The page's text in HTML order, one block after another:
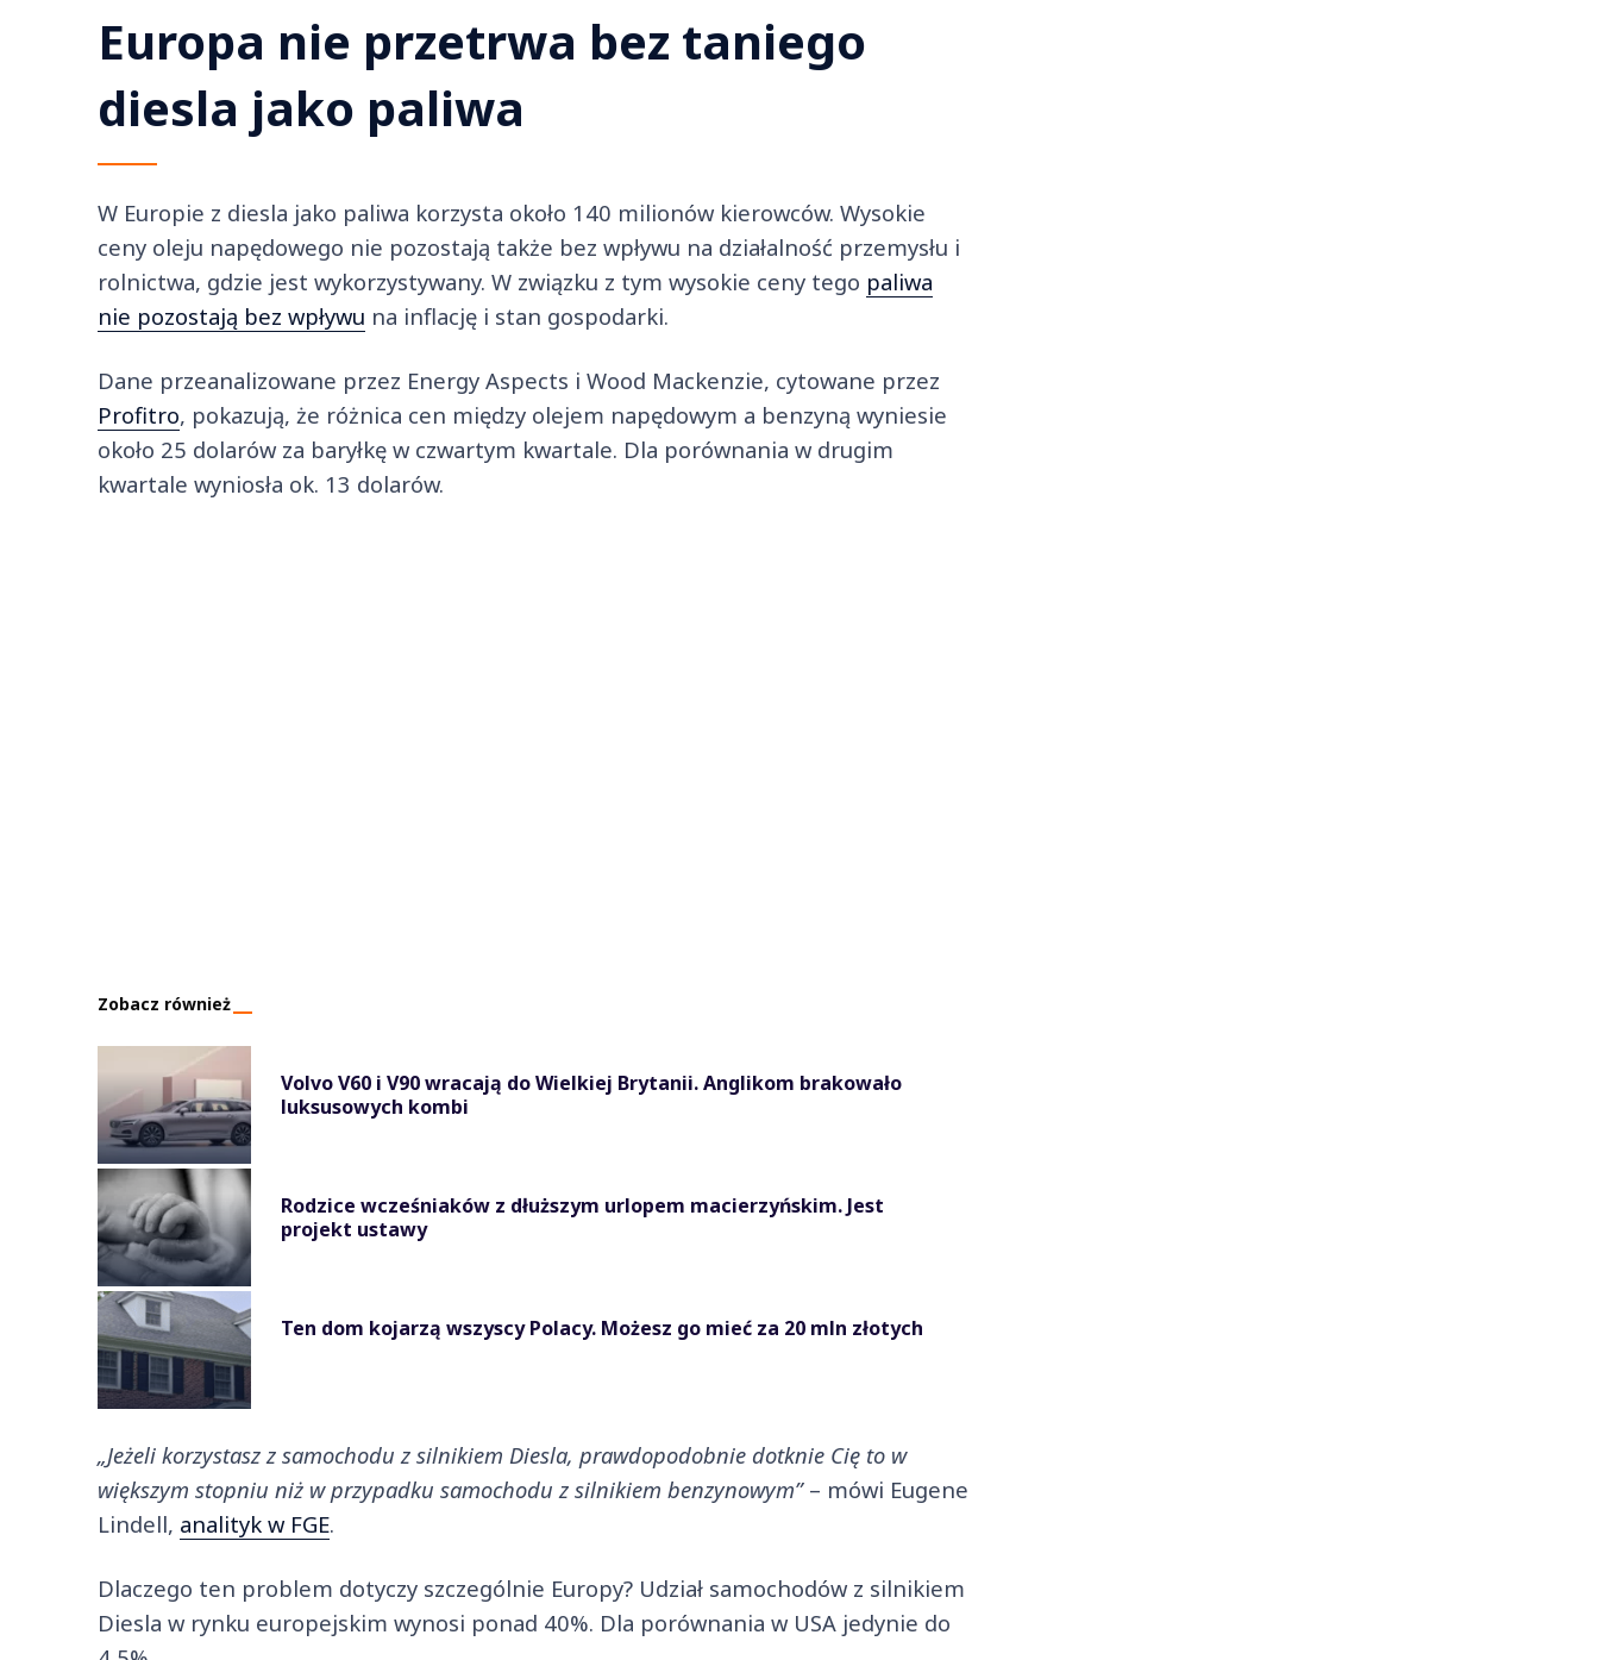
Europa nie przetrwa bez taniego
diesla jako paliwa
W Europie z diesla jako paliwa korzysta około 140 milionów kierowców. Wysokie
ceny oleju napędowego nie pozostają także bez wpływu na działalność przemysłu i
rolnictwa, gdzie jest wykorzystywany. W związku z tym wysokie ceny tego paliwa
nie pozostają bez wpływu na inflację i stan gospodarki.
Dane przeanalizowane przez Energy Aspects i Wood Mackenzie, cytowane przez
Profitro, pokazują, że różnica cen między olejem napędowym a benzyną wyniesie
około 25 dolarów za baryłkę w czwartym kwartale. Dla porównania w drugim
kwartale wyniosła ok. 13 dolarów.
Zobacz również
Volvo V60 i V90 wracają do Wielkiej Brytanii. Anglikom brakowało
luksusowych kombi
Rodzice wcześniaków z dłuższym urlopem macierzyńskim. Jest
projekt ustawy
Ten dom kojarzą wszyscy Polacy. Możesz go mieć za 20 mln złotych
„Jeżeli korzystasz z samochodu z silnikiem Diesla, prawdopodobnie dotknie Cię to w
większym stopniu niż w przypadku samochodu z silnikiem benzynowym”– mówi Eugene
Lindell, analityk w FGE.
Dlaczego ten problem dotyczy szczególnie Europy? Udział samochodów z silnikiem
Diesla w rynku europejskim wynosi ponad 40%. Dla porównania w USA jedynie do